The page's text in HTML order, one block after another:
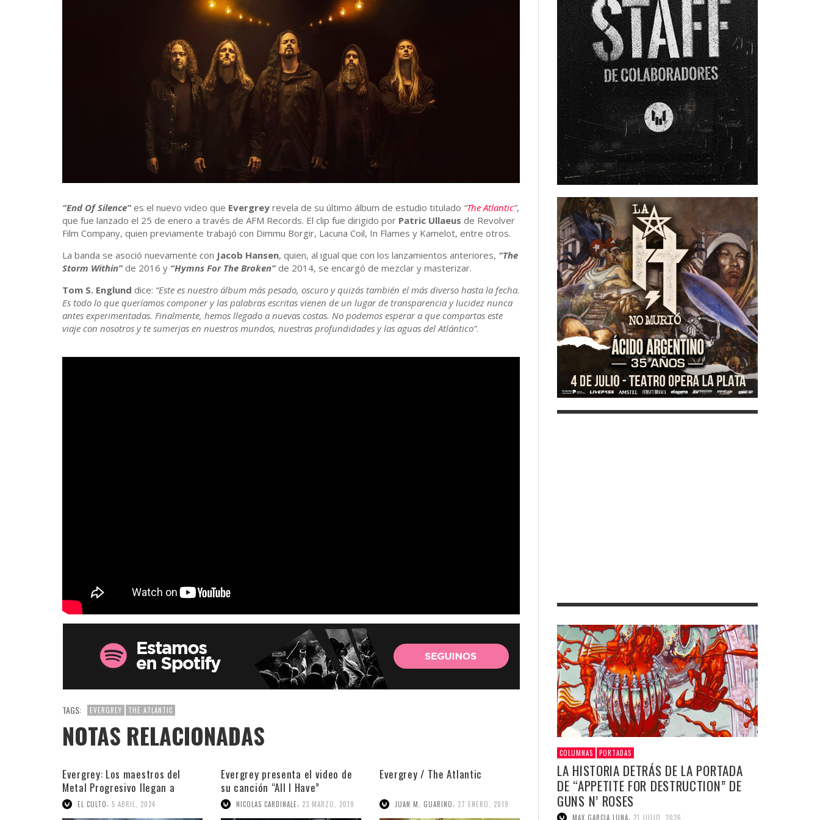
“End Of Silence”es el nuevo video que Evergrey revela de su último álbum de estudio titulado “The Atlantic”,
que fue lanzado el 25 de enero a través de AFM Records. El clip fue dirigido por Patric Ullaeus de Revolver
Film Company, quien previamente trabajó con Dimmu Borgir, Lacuna Coil, In Flames y Kamelot, entre otros.
La banda se asoció nuevamente con Jacob Hansen, quien, al igual que con los lanzamientos anteriores, “The
Storm Within”de 2016 y “Hymns For The Broken”de 2014, se encargó de mezclar y masterizar.
Tom S. Englund dice: “Este es nuestro álbum más pesado, oscuro y quizás también el más diverso hasta la fecha.
Es todo lo que queríamos componer y las palabras escritas vienen de un lugar de transparencia y lucidez nunca
antes experimentadas. Finalmente, hemos llegado a nuevas costas. No podemos esperar a que compartas este
viaje con nosotros y te sumerjas en nuestros mundos, nuestras profundidades y las aguas del Atlántico”.
TAGS: EVERGREY THE ATLANTIC
NOTAS RELACIONADAS
Evergrey: Los maestros del
Metal Progresivo llegan a
Buenos Aires
EL CULTO 5 ABRIL, 2024
Evergrey presenta el video de
su canción “All I Have”
NICOLAS CARDINALE 23 MARZO, 2019
Evergrey / The Atlantic
JUAN M. GUARINO 27 ENERO, 2019
COLUMNAS PORTADAS
LA HISTORIA DETRÁS DE LA PORTADA
DE “APPETITE FOR DESTRUCTION” DE
GUNS N’ ROSES
MAX GARCIA LUNA, 21 JULIO, 2026